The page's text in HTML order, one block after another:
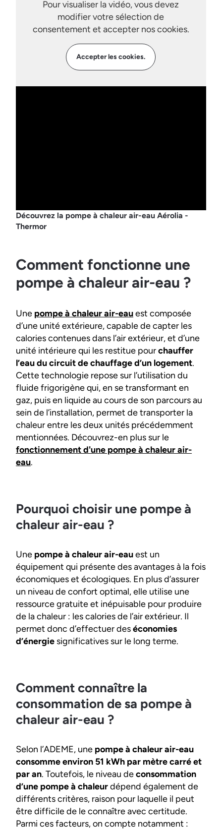
Pour visualiser la vidéo, vous devez
modifier votre sélection de
consentement et accepter nos cookies.
Accepter les cookies.
Découvrez la pompe à chaleur air-eau Aérolia -
Thermor
Comment fonctionne une
pompe à chaleur air-eau ?
Une pompe à chaleur air-eauest composée
d’une unité extérieure, capable de capter les
calories contenues dans l’air extérieur, et d’une
unité intérieure qui les restitue pourchauffer
l’eau du circuit de chauffage d’un logement.
Cette technologie repose sur l’utilisation du
fluide frigorigène qui, en se transformant en
gaz, puis en liquide au cours de son parcours au
sein de l’installation, permet de transporter la
chaleur entre les deux unités précédemment
mentionnées. Découvrez-en plus sur le
fonctionnement d'une pompe à chaleur air-
eau.
Pourquoi choisir une pompe à
chaleur air-eau ?
Une pompe à chaleur air-eauest un
équipement qui présente des avantages à la fois
économiques et écologiques. En plus d’assurer
un niveau de confort optimal, elle utilise une
ressource gratuite et inépuisable pour produire
de la chaleur : les calories de l’air extérieur. Il
permet donc d’effectuer deséconomies
d’énergie significatives sur le long terme.
Comment connaître la
consommation de sa pompe à
chaleur air-eau ?
Selon l’ADEME, une pompe à chaleur air-eau
consomme environ 51 kWh par mètre carré et
par an. Toutefois, le niveau deconsommation
d’une pompe à chaleurdépend également de
différents critères, raison pour laquelle il peut
être difficile de le connaître avec certitude.
Parmi ces facteurs, on compte notamment :